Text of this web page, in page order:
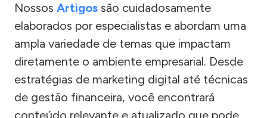
Nossos Artigos são cuidadosamente
elaborados por especialistas e abordam uma
ampla variedade de temas que impactam
diretamente o ambiente empresarial. Desde
estratégias de marketing digital até técnicas
de gestão financeira, você encontrará